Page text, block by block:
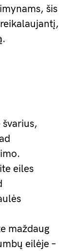
šis
eiles
maždaug
eilėje –